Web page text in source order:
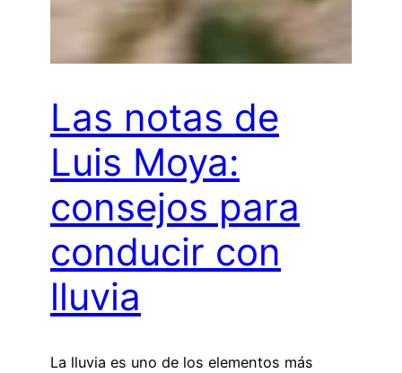
Las notas de
Luis Moya:
consejos para
conducir con
lluvia
La lluvia es uno de los elementos más